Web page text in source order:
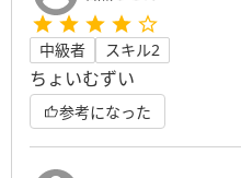
中級者 スキル2
ちょいむずい
参考になった